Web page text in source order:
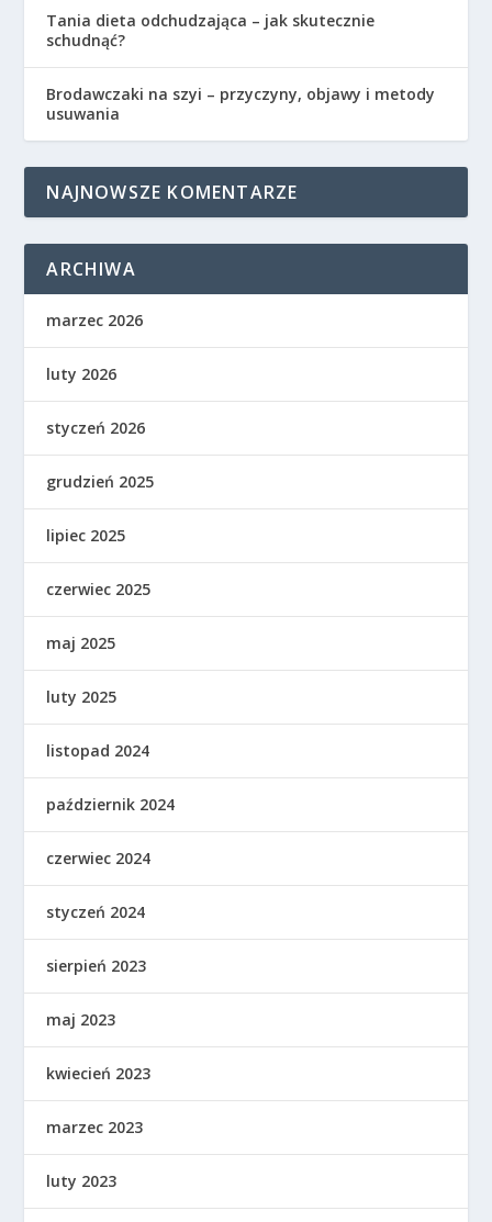
Tania dieta odchudzająca – jak skutecznie
schudnąć?
Brodawczaki na szyi – przyczyny, objawy i metody
usuwania
NAJNOWSZE KOMENTARZE
ARCHIWA
marzec 2026
luty 2026
styczeń 2026
grudzień 2025
lipiec 2025
czerwiec 2025
maj 2025
luty 2025
listopad 2024
październik 2024
czerwiec 2024
styczeń 2024
sierpień 2023
maj 2023
kwiecień 2023
marzec 2023
luty 2023